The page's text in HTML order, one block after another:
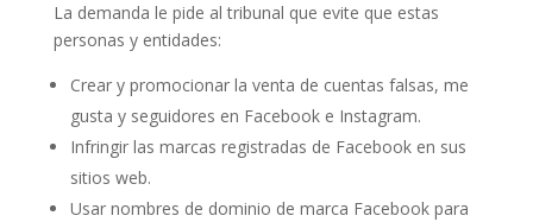
La demanda le pide al tribunal que evite que estas
personas y entidades:
Crear y promocionar la venta de cuentas falsas, me
gusta y seguidores en Facebook e Instagram.
Infringir las marcas registradas de Facebook en sus
sitios web.
Usar nombres de dominio de marca Facebook para